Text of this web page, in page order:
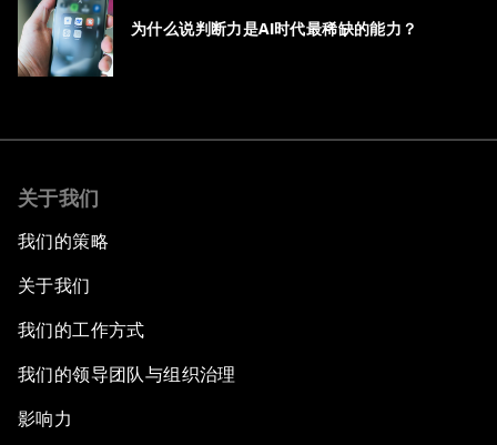
为什么说判断力是AI时代最稀缺的能力？
关于我们
我们的策略
关于我们
我们的工作方式
我们的领导团队与组织治理
影响力